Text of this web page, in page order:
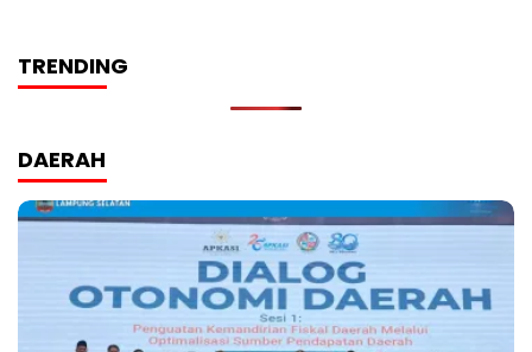
TRENDING
DAERAH